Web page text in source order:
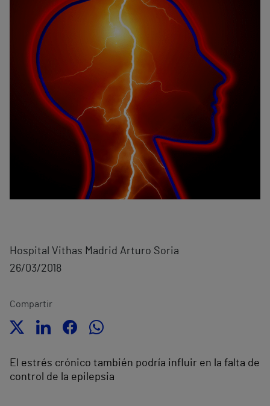
Hospital Vithas Madrid Arturo Soria
26/03/2018
Compartir
El estrés crónico también podría influir en la falta de
control de la epilepsia